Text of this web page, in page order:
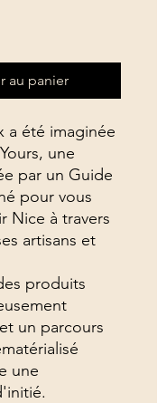
au panier
a été imaginée
une
par un Guide
pour vous
Nice à travers
artisans et
produits
un parcours
une